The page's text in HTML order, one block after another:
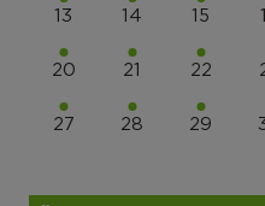
13 14 15
20 21 22
27 28 29